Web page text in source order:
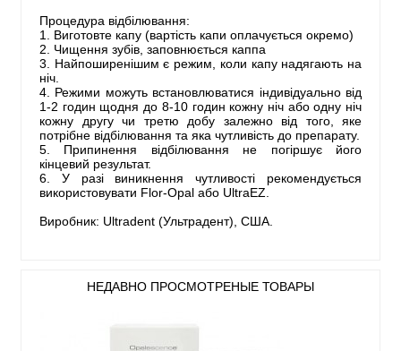
Процедура відбілювання:
1. Виготовте капу (вартість капи оплачується окремо)
2. Чищення зубів, заповнюється каппа
3. Найпоширенішим є режим, коли капу надягають на
ніч.
4. Режими можуть встановлюватися індивідуально від
1-2 годин щодня до 8-10 годин кожну ніч або одну ніч
кожну другу чи третю добу залежно від того, яке
потрібне відбілювання та яка чутливість до препарату.
5. Припинення відбілювання не погіршує його
кінцевий результат.
6. У разі виникнення чутливості рекомендується
використовувати Flor-Opal або UltraEZ.
Виробник: Ultradent (Ультрадент), США.
НЕДАВНО ПРОСМОТРЕНЫЕ ТОВАРЫ